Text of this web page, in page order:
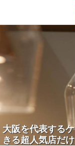
大阪を代表する
きる超人気店だ